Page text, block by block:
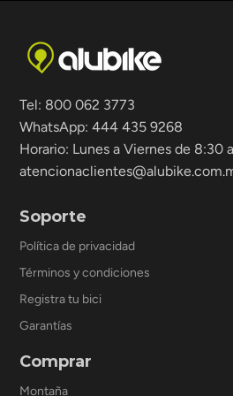
Tel: 800 062 3773
WhatsApp: 444 435 9268
Horario: Lunes a Viernes de 8:30
Soporte
Política de privacidad
Términos y condiciones
Registra tu bici
Garantías
Comprar
Montaña